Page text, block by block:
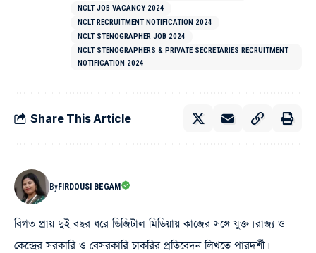
NCLT JOB VACANCY 2024
NCLT RECRUITMENT NOTIFICATION 2024
NCLT STENOGRAPHER JOB 2024
NCLT STENOGRAPHERS & PRIVATE SECRETARIES RECRUITMENT
NOTIFICATION 2024
Share This Article
ByFIRDOUSI BEGAM
বিগত প্রায় দুই বছর ধরে ডিজিটাল মিডিয়ায় কাজের সঙ্গে যুক্ত। রাজ্য ও
কেন্দ্রের সরকারি ও বেসরকারি চাকরির প্রতিবেদন লিখতে পারদর্শী।